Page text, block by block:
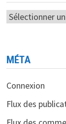
Archives
MÉTA
Connexion
Flux des